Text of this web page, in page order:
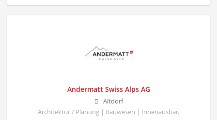
Andermatt Swiss Alps AG
Altdorf
Architektur / Planung | Bauwesen | Innenausbau